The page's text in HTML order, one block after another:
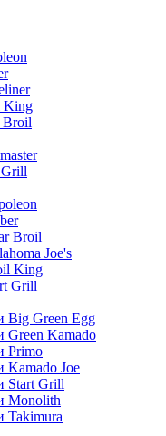
King
Broil
Grill
Broil
Joe's
King
Grill
Big Green Egg
Green Kamado
Primo
Kamado Joe
Start Grill
Monolith
Takimura